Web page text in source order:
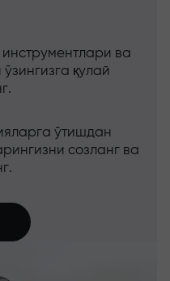
ва
қулай
ўтишдан
созланг ва